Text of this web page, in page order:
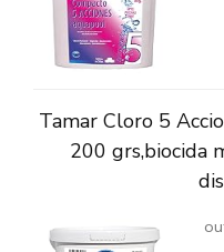
Tamar Cloro 5
200 grs,biocida